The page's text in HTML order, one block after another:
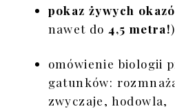
pokaz żywych
nawet do 4,5 metra!
omówienie biologii
gatunków:
zwyczaje, hodowla,